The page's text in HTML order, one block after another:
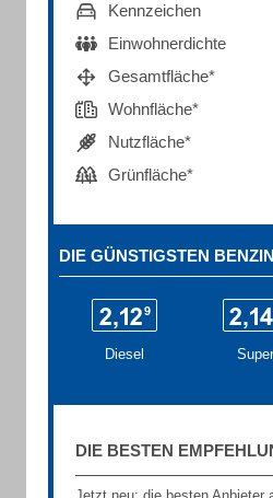
Kennzeichen
Einwohnerdichte
Gesamtfläche*
Wohnfläche*
Nutzfläche*
Grünfläche*
DIE GÜNSTIGSTEN
Diesel Super
DIE BESTEN